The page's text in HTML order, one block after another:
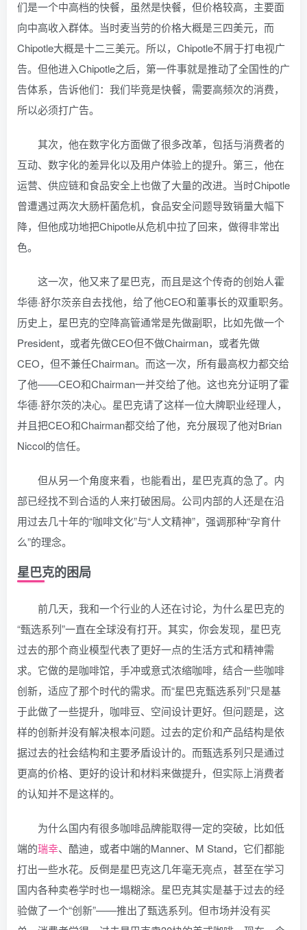
们是一个中高档的快餐，虽然是快餐，但价格较高，主要面
向中高收入群体。当时麦当劳的价格大概是三四美元，而
Chipotle大概是十二三美元。所以，Chipotle不屑于打电视广
告。但他进入Chipotle之后，第一件事就是推动了全国性的广
告体系，告诉他们：我们毕竟是快餐，需要高频次的消费，
所以必须打广告。
其次，他在数字化方面做了很多改革，包括与消费者的
互动、数字化的差异化以及用户体验上的提升。第三，他在
运营、供应链和食品安全上也做了大量的改进。当时Chipotle
曾遭遇过两次大肠杆菌危机，食品安全问题导致销量大幅下
降，但他成功地把Chipotle从危机中拉了回来，做得非常出
色。
这一次，他又来了星巴克，而且是这个传奇的创始人霍
华德·舒尔茨亲自去找他，给了他CEO和董事长的双重职务。
历史上，星巴克的空降高管通常是先做副职，比如先做一个
President，或者先做CEO但不做Chairman，或者先做
CEO，但不兼任Chairman。而这一次，所有最高权力都交给
了他——CEO和Chairman一并交给了他。这也充分证明了霍
华德·舒尔茨的决心。星巴克请了这样一位大牌职业经理人，
并且把CEO和Chairman都交给了他，充分展现了他对Brian
Niccol的信任。
但从另一个角度来看，也能看出，星巴克真的急了。内
部已经找不到合适的人来打破困局。公司内部的人还是在沿
用过去几十年的“咖啡文化”与“人文精神”，强调那种“孕育什
么”的理念。
星巴克的困局
前几天，我和一个行业的人还在讨论，为什么星巴克的
“甄选系列”一直在全球没有打开。其实，你会发现，星巴克
过去的那个商业模型代表了更好一点的生活方式和精神需
求。它做的是咖啡馆，手冲或意式浓缩咖啡，结合一些咖啡
创新，适应了那个时代的需求。而“星巴克甄选系列”只是基
于此做了一些提升，咖啡豆、空间设计更好。但问题是，这
样的创新并没有解决根本问题。过去的定价和产品结构是依
据过去的社会结构和主要矛盾设计的。而甄选系列只是通过
更高的价格、更好的设计和材料来做提升，但实际上消费者
的认知并不是这样的。
为什么国内有很多咖啡品牌能取得一定的突破，比如低
端的瑞幸、酷迪，或者中端的Manner、M Stand，它们都能
打出一些水花。反倒是星巴克这几年毫无亮点，甚至在学习
国内各种卖卷学时也一塌糊涂。星巴克其实是基于过去的经
验做了一个“创新”——推出了甄选系列。但市场并没有买